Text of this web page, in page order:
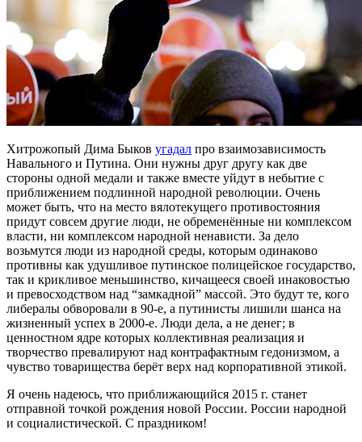
Хитрожопый Дима Быков угадал про взаимозависимость
Навального и Путина. Они нужны друг другу как две
стороны одной медали и также вместе уйдут в небытие с
приближением подлинной народной революции. Очень
может быть, что на место вялотекущего противостояния
придут совсем другие люди, не обременённые ни комплексом
власти, ни комплексом народной ненависти. За дело
возьмутся люди из народной среды, которым одинаково
противны как удушливое путинское полицейское государство,
так и крикливое меньшинство, кичащееся своей инаковостью
и превосходством над “замкадной” массой. Это будут те, кого
либералы обворовали в 90-е, а путинисты лишили шанса на
жизненный успех в 2000-е. Люди дела, а не денег; в
ценностном ядре которых коллективная реализация и
творчество превалируют над контрафактным гедонизмом, а
чувство товарищества берёт верх над корпоративной этикой.
Я очень надеюсь, что приближающийся 2015 г. станет
отправной точкой рождения новой России. России народной
и социалистической. С праздником!